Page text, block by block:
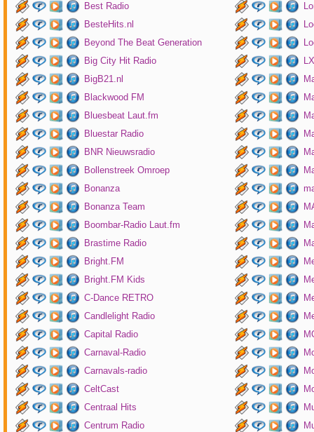
Best Radio
BesteHits.nl
Beyond The Beat Generation
Big City Hit Radio
BigB21.nl
Blackwood FM
Bluesbeat Laut.fm
Bluestar Radio
BNR Nieuwsradio
Bollenstreek Omroep
Bonanza
Bonanza Team
Boombar-Radio Laut.fm
Brastime Radio
Bright.FM
Bright.FM Kids
C-Dance RETRO
Candlelight Radio
Capital Radio
Carnaval-Radio
Carnavals-radio
CeltCast
Centraal Hits
Centrum Radio